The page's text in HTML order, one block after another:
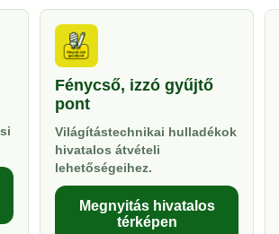
Fénycső, izzó gyűjtő
pont
Világítástechnikai hulladékok
hivatalos átvételi
lehetőségeihez.
Megnyitás hivatalos
térképen